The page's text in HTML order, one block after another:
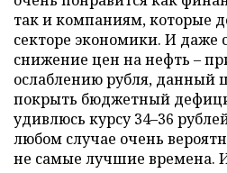
так и компаниям, которые
секторе экономики. И даже
снижение цен на нефть –
ослаблению рубля, данный
покрыть бюджетный
удивлюсь курсу 34–36
любом случае очень
не самые лучшие времена.